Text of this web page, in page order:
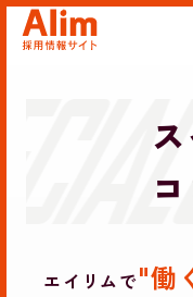
エイリムで"働